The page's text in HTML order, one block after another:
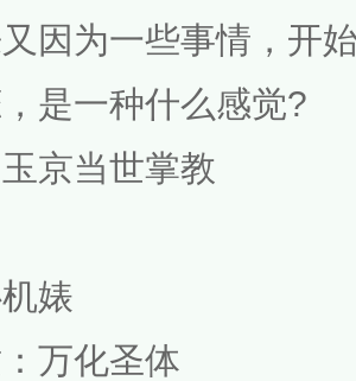
因为一些事情，开
是一种什么感觉?
京当世掌教
婊
万化圣体